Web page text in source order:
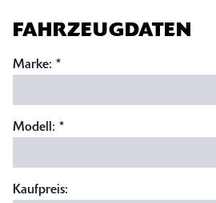
FAHRZEUGDATEN
Marke: *
Modell: *
Kaufpreis: